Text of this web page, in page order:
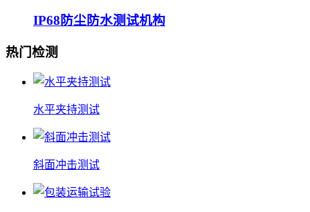
IP68防尘防水测试机构
热门检测
水平夹持测试
斜面冲击测试